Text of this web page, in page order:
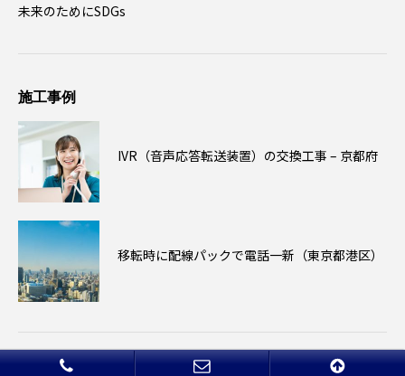
未来のためにSDGs
施工事例
IVR（音声応答転送装置）の交換工事 – 京都府
移転時に配線パックで電話一新（東京都港区）